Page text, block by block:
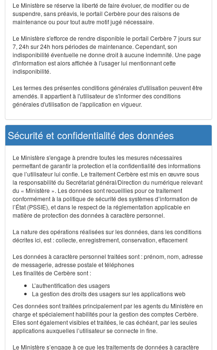
Le Ministère se réserve la liberté de faire évoluer, de modifier ou de
suspendre, sans préavis, le portail Cerbère pour des raisons de
maintenance ou pour tout autre motif jugé nécessaire.
Le Ministère s'efforce de rendre disponible le portail Cerbère 7 jours sur
7, 24h sur 24h hors périodes de maintenance. Cependant, son
indisponibilité éventuelle ne donne droit à aucune indemnité. Une page
d'information est alors affichée à l'usager lui mentionnant cette
indisponibilité.
Les termes des présentes conditions générales d'utilisation peuvent être
amendés. Il appartient à l'utilisateur de s'informer des conditions
générales d'utilisation de l'application en vigueur.
Sécurité et confidentialité des données
Le Ministère s'engage à prendre toutes les mesures nécessaires
permettant de garantir la protection et la confidentialité des informations
que l’utilisateur lui confie. Le traitement Cerbère est mis en œuvre sous
la responsabilité du Secrétariat général/Direction du numérique relevant
du « Ministère ». Les données sont recueillies pour ce traitement
conformément à la politique de sécurité des systèmes d’information de
l’État (PSSIE), et dans le respect de la réglementation applicable en
matière de protection des données à caractère personnel.
La nature des opérations réalisées sur les données, dans les conditions
décrites ici, est : collecte, enregistrement, conservation, effacement
Les données à caractère personnel traitées sont : prénom, nom, adresse
de messagerie, adresse postale et téléphones
Les finalités de Cerbère sont :
L’authentification des usagers
La gestion des droits des usagers sur les applications web
Ces données sont traitées principalement par les agents du Ministère en
charge et spécialement habilités pour la gestion des comptes Cerbère.
Elles sont également visibles et traitées, le cas échéant, par les seules
applications auxquelles l’utilisateur se connecte in fine.
Le Ministère s’engage à ce que les traitements de données à caractère